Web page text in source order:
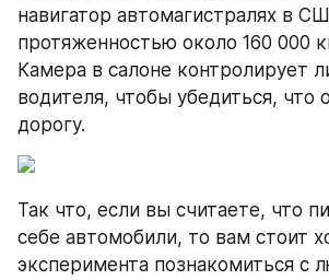
навигатор автомагистралях в
протяженностью около 160 000
Камера в салоне контролирует
водителя, чтобы убедиться, что
дорогу.
Так что, если вы считаете, что
себе автомобили, то вам стоит
эксперимента познакомиться с